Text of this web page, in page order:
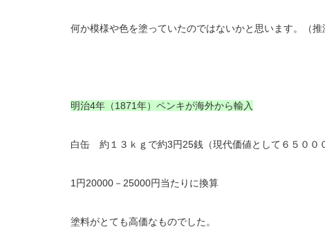
何か模様や色を塗っていたのではないかと思います。（推
明治4年（1871年）ペンキが海外から輸入
白缶 約１３ｋｇで約3円25銭（現代価値として６５００
1円20000－25000円当たりに換算
塗料がとても高価なものでした。